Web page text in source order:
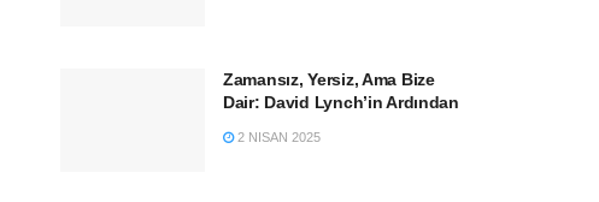
Zamansız, Yersiz, Ama Bize
Dair: David Lynch’in Ardından
2 NISAN 2025